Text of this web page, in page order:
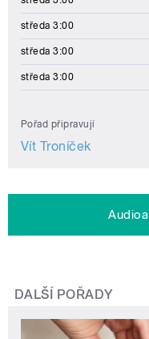
středa 3:00
středa 3:00
středa 3:00
Pořad připravují
Vít Troníček
DALŠÍ POŘADY